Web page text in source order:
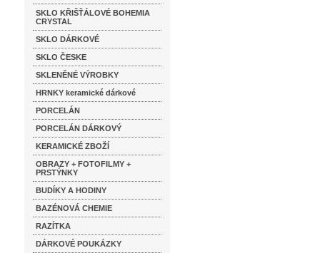
SKLO KŘIŠŤÁLOVÉ BOHEMIA
CRYSTAL
SKLO DÁRKOVÉ
SKLO ČESKE
SKLENĚNÉ VÝROBKY
HRNKY keramické dárkové
PORCELÁN
PORCELÁN DÁRKOVÝ
KERAMICKÉ ZBOŽÍ
OBRAZY + FOTOFILMY +
PRSTÝNKY
BUDÍKY A HODINY
BAZÉNOVÁ CHEMIE
RAZÍTKA
DÁRKOVÉ POUKÁZKY